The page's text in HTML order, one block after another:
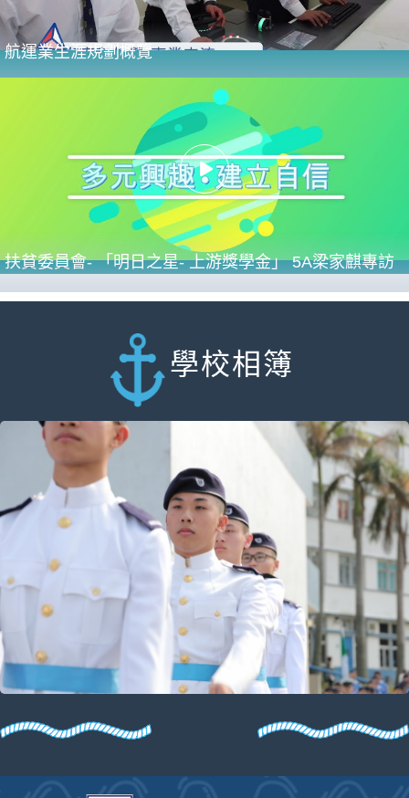
航運業生涯規劃概覽
扶貧委員會- 「明日之星- 上游獎學金」 5A梁家麒專訪
學校相簿